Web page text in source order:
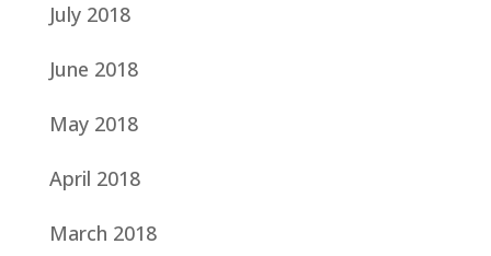
July 2018
June 2018
May 2018
April 2018
March 2018